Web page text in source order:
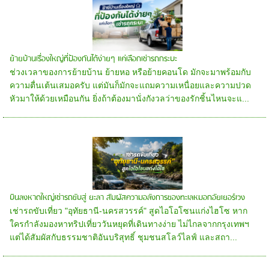
ย้ายบ้านเรื่องใหญ่ที่ป้องกันได้ง่ายๆ แค่เลือกเช่ารถกระบะ
ช่วงเวลาของการย้ายบ้าน ย้ายหอ หรือย้ายคอนโด มักจะมาพร้อมกับ
ความตื่นเต้นเสมอครับ แต่มันก็มักจะแถมความเหนื่อยและความปวด
หัวมาให้ด้วยเหมือนกัน ยิ่งถ้าต้องมานั่งกังวลว่าของรักชิ้นไหนจะแ...
บินลงหาดใหญ่เช่ารถขับสู่ ยะลา สัมผัสความอลังการของทะเลหมอกอัยเยอร์เวง
เช่ารถขับเที่ยว "อุทัยธานี-นครสวรรค์" สูดไอโอโซนแก่งไฮโซ หาก
ใครกำลังมองหาทริปเที่ยววันหยุดที่เดินทางง่าย ไม่ไกลจากกรุงเทพฯ
แต่ได้สัมผัสกับธรรมชาติอันบริสุทธิ์ ชุมชนสโลว์ไลฟ์ และสถา...